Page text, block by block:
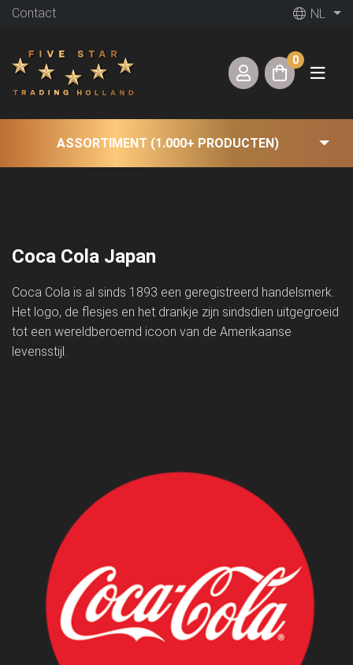
Contact NL
0
ASSORTIMENT (1.000+ PRODUCTEN)
Coca Cola Japan
Coca Cola is al sinds 1893 een geregistreerd handelsmerk.
Het logo, de flesjes en het drankje zijn sindsdien uitgegroeid
tot een wereldberoemd icoon van de Amerikaanse
levensstijl.